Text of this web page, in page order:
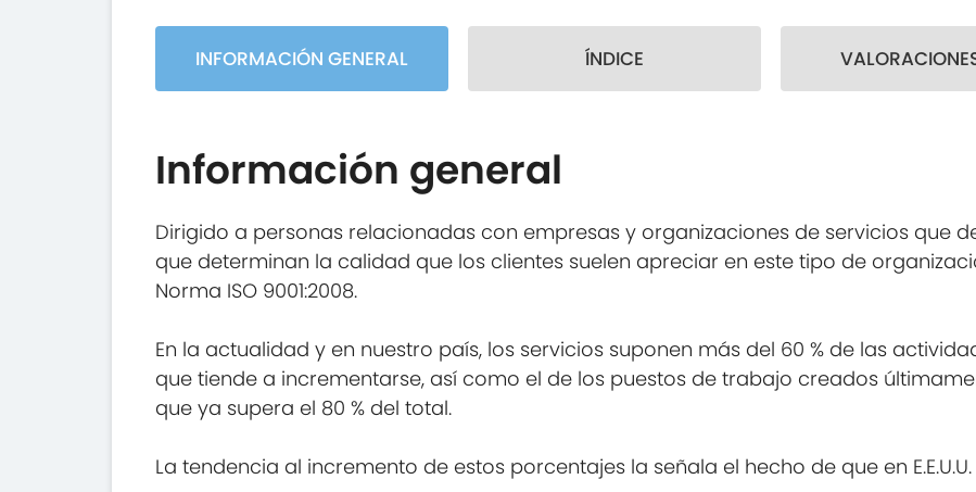
INFORMACIÓN GENERAL ÍNDICE
Información general
Dirigido a personas relacionadas con empresas y organizaciones de servicios que
que determinan la calidad que los clientes suelen apreciar en este tipo de
Norma ISO 9001:2008.
En la actualidad y en nuestro país, los servicios suponen más del 60 % de las
que tiende a incrementarse, así como el de los puestos de trabajo creados
que ya supera el 80 % del total.
La tendencia al incremento de estos porcentajes la señala el hecho de que en E.E.U.U.